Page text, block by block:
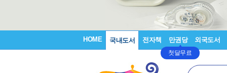
HOME 국내도서 전자책 만권당
첫달무료
외국도서